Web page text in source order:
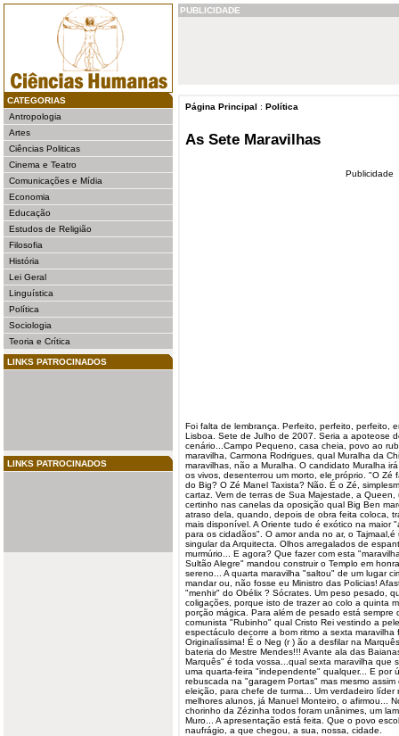
CATEGORIAS
Antropologia
Artes
Ciências Politicas
Cinema e Teatro
Comunicações e Mídia
Economia
Educação
Estudos de Religião
Filosofia
História
Lei Geral
Linguística
Política
Sociologia
Teoria e Crítica
LINKS PATROCINADOS
LINKS PATROCINADOS
PUBLICIDADE
Página Principal : Política
As Sete Maravilhas
Publicidade
Foi falta de lembrança. Perfeito, perfeito, perfeito,
Lisboa. Sete de Julho de 2007. Seria a apoteose
cenário...Campo Pequeno, casa cheia, povo ao
maravilha , Carmona Rodrigues, qual Muralha da
maravilhas, não a Muralha. O candidato Muralha
os vivos, desenterrou um morto, ele próprio. "O Zé
do Big? O Zé Manel Taxista? Não. É o Zé,
cartaz. Vem de terras de Sua Majestade, a
certinho nas canelas da oposição qual Big Ben
atraso dela, quando, depois de obra feita coloca,
mais disponível. A Oriente tudo é exótico na maior
para os cidadãos". O amor anda no ar, o
singular da Arquitecta. Olhos arregalados de
murmúrio... E agora? Que fazer com esta
Sultão Alegre" mandou construir o Templo em
sereno... A quarta maravilha "saltou" de um lugar
mandar ou, não fosse eu Ministro das Policias!
"menhir" do Obélix ? Sócrates. Um peso pesado,
coligações, porque isto de trazer ao colo a quinta
porção mágica. Para além de pesado está
comunista "Rubinho" qual Cristo Rei vestindo a
espectáculo decorre a bom ritmo a sexta
Originalíssima! É o Neg (r ) ão a desfilar na
bateria do Mestre Mendes!!! Avante ala das
Marquês" é toda vossa...qual sexta maravilha que
uma quarta-feira "independente" qualquer... E por
rebuscada na "garagem Portas" mas mesmo
eleição, para chefe de turma... Um verdadeiro líder
melhores alunos, já Manuel Monteiro, o afirmou...
chorinho da Zézinha todos foram unânimes, um
Muro... A apresentação está feita. Que o povo
naufrágio, a que chegou, a sua, nossa, cidade.